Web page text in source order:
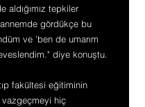
tepkiler
gördükçe bu
ve 'ben de umarım
diye konuştu.
fakültesi eğitiminin
vazgeçmeyi hiç